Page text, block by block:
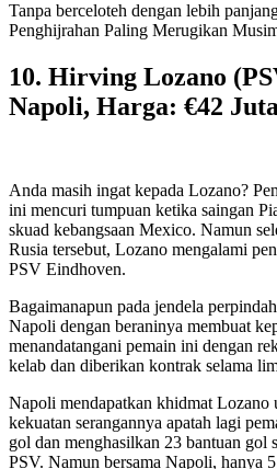
Tanpa berceloteh dengan lebih
Penghijrahan Paling Merugikan
10. Hirving Lozano
Napoli, Harga: €42
Anda masih ingat kepada Lozano?
ini mencuri tumpuan ketika saingan
skuad kebangsaan Mexico. Namun
Rusia tersebut, Lozano mengalami
PSV Eindhoven.
Bagaimanapun pada jendela
Napoli dengan beraninya membuat
menandatangani pemain ini dengan
kelab dan diberikan kontrak selama
Napoli mendapatkan khidmat Lozano
kekuatan serangannya apatah lagi
gol dan menghasilkan 23 bantuan gol
PSV. Namun bersama Napoli, hanya